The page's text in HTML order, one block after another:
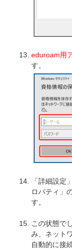
eduroam用
す。
「詳細設定
ロパティ」
す。
この状態で
み、ネット
自動的に接